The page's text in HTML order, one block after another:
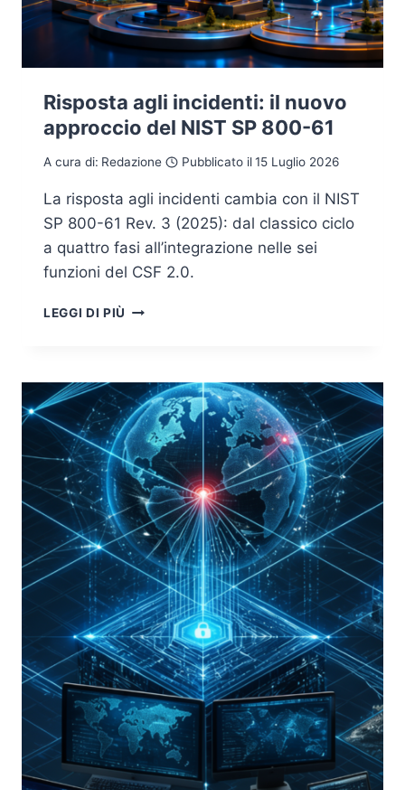
Risposta agli incidenti: il nuovo
approccio del NIST SP 800-61
A cura di: Redazione Pubblicato il15 Luglio 2026
La risposta agli incidenti cambia con il NIST
SP 800-61 Rev. 3 (2025): dal classico ciclo
a quattro fasi all’integrazione nelle sei
funzioni del CSF 2.0.
LEGGI DI PIÙ RISPOSTA
NUOVO
APPROCCIO
DEL
NIST
SP
800-
61